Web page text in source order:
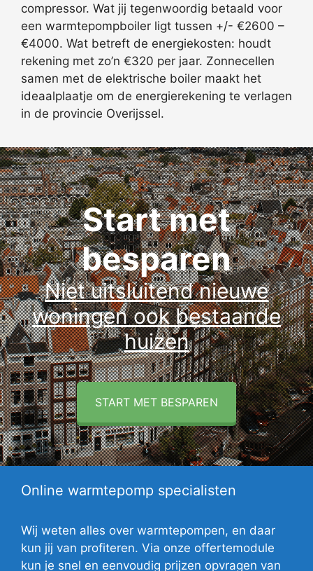
compressor. Wat jij tegenwoordig betaald voor
een warmtepompboiler ligt tussen +/- €2600 –
€4000. Wat betreft de energiekosten: houdt
rekening met zo’n €320 per jaar. Zonnecellen
samen met de elektrische boiler maakt het
ideaalplaatje om de energierekening te verlagen
in de provincie Overijssel.
Start met
besparen
Niet uitsluitend nieuwe
woningen ook bestaande
huizen
START MET BESPAREN
Online warmtepomp specialisten
Wij weten alles over warmtepompen, en daar
kun jij van profiteren. Via onze offertemodule
kun je snel en eenvoudig prijzen opvragen van